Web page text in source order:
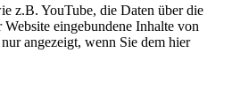
z.B. YouTube, die Daten über die
eingebundene Inhalte von
angezeigt, wenn Sie dem hier